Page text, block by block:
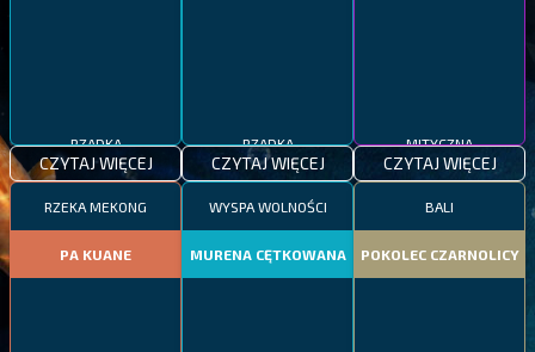
RZADKA
CZYTAJ WIĘCEJ
RZADKA
CZYTAJ WIĘCEJ
MITYCZNA
CZYTAJ WIĘCEJ
RZEKA MEKONG
PA KUANE
WYSPA WOLNOŚCI
MURENA CĘTKOWANA
BALI
POKOLEC CZARNOLICY